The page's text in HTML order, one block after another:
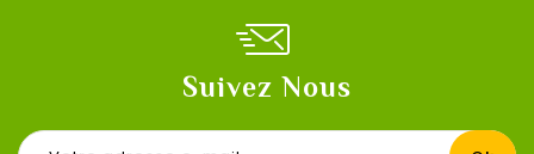
Suivez Nous